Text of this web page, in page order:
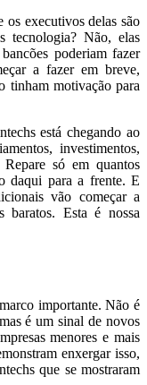
os executivos delas são
tecnologia? Não, elas
poderiam fazer
a fazer em breve,
tinham motivação para
está chegando ao
investimentos,
só em quantos
daqui para a frente. E
vão começar a
baratos. Esta é nossa
importante. Não é
é um sinal de novos
menores e mais
enxergar isso,
que se mostraram